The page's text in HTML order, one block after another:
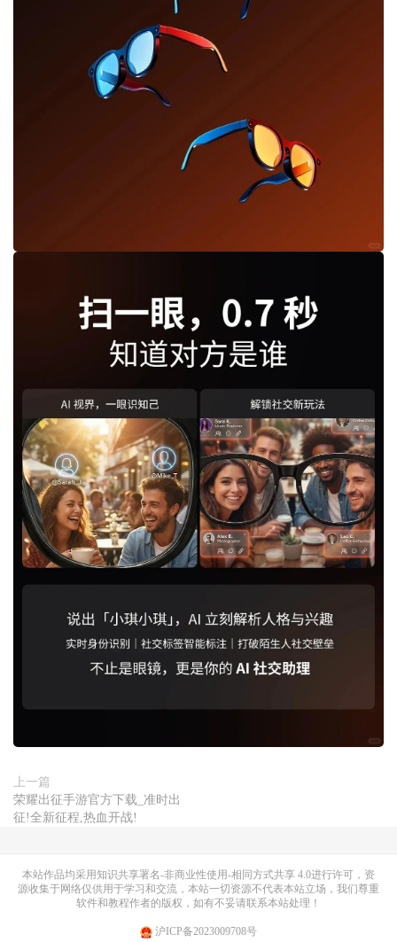
上一篇
荣耀出征手游官方下载_准时出
征!全新征程,热血开战!
本站作品均采用知识共享署名-非商业性使用-相同方式共享 4.0进行许可，资
源收集于网络仅供用于学习和交流，本站一切资源不代表本站立场，我们尊重
软件和教程作者的版权，如有不妥请联系本站处理！
沪ICP备2023009708号